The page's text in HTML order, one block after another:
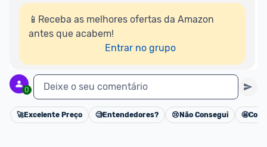
📱Receba as melhores ofertas da Amazon
antes que acabem!
Entrar no grupo
0 Deixe o seu comentário
Cancelar
🚀Excelente Preço 🧐Entendedores? 😢 Não Consegui 🤩